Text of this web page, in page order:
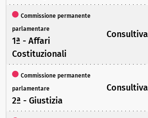
Commissione permanente
parlamentare
1ª - Affari
Costituzionali
Consultiva
Commissione permanente
parlamentare
2ª - Giustizia
Consultiva